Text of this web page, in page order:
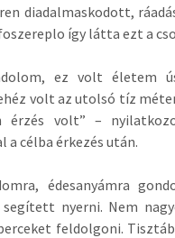
diadalmaskodott,
így látta ezt a
ez volt életem
volt az utolsó tíz
érzés volt” –
célba érkezés után.
édesanyámra
nyerni. Nem
feldolgoni.